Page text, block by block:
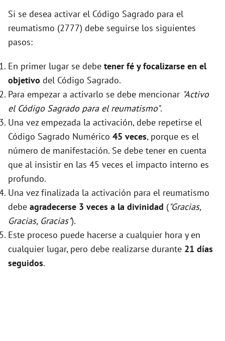
Si se desea activar el Código Sagrado para el
reumatismo (2777) debe seguirse los siguientes
pasos:
En primer lugar se debe tener fé y focalizarse en el
objetivo del Código Sagrado.
Para empezar a activarlo se debe mencionar "Activo
el Código Sagrado para el reumatismo".
Una vez empezada la activación, debe repetirse el
Código Sagrado Numérico 45 veces, porque es el
número de manifestación. Se debe tener en cuenta
que al insistir en las 45 veces el impacto interno es
profundo.
Una vez finalizada la activación para el reumatismo
debe agradecerse 3 veces a la divinidad ("Gracias,
Gracias, Gracias").
Este proceso puede hacerse a cualquier hora y en
cualquier lugar, pero debe realizarse durante 21 días
seguidos.